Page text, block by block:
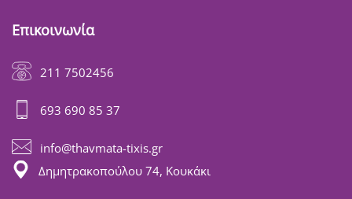
Επικοινωνία
211 7502456
693 690 85 37
info@thavmata-tixis.gr
Δημητρακοπούλου 74, Κουκάκι